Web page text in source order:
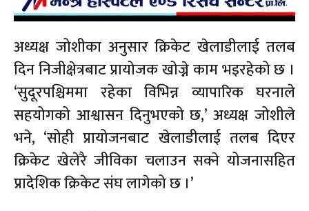
अध्यक्ष जोशीका अनुसार क्रिकेट खेलाडीलाई तलब
दिन निजीक्षेत्रबाट प्रायोजक खोज्ने काम भइरहेको छ ।
‘सुदूरपश्चिममा रहेका विभिन्न व्यापारिक घरनाले
सहयोगको आश्वासन दिनुभएको छ,’ अध्यक्ष जोशीले
भने, ‘सोही प्रायोजनबाट खेलाडीलाई तलब दिएर
क्रिकेट खेलेरै जीविका चलाउन सक्ने योजनासहित
प्रादेशिक क्रिकेट संघ लागेको छ ।’